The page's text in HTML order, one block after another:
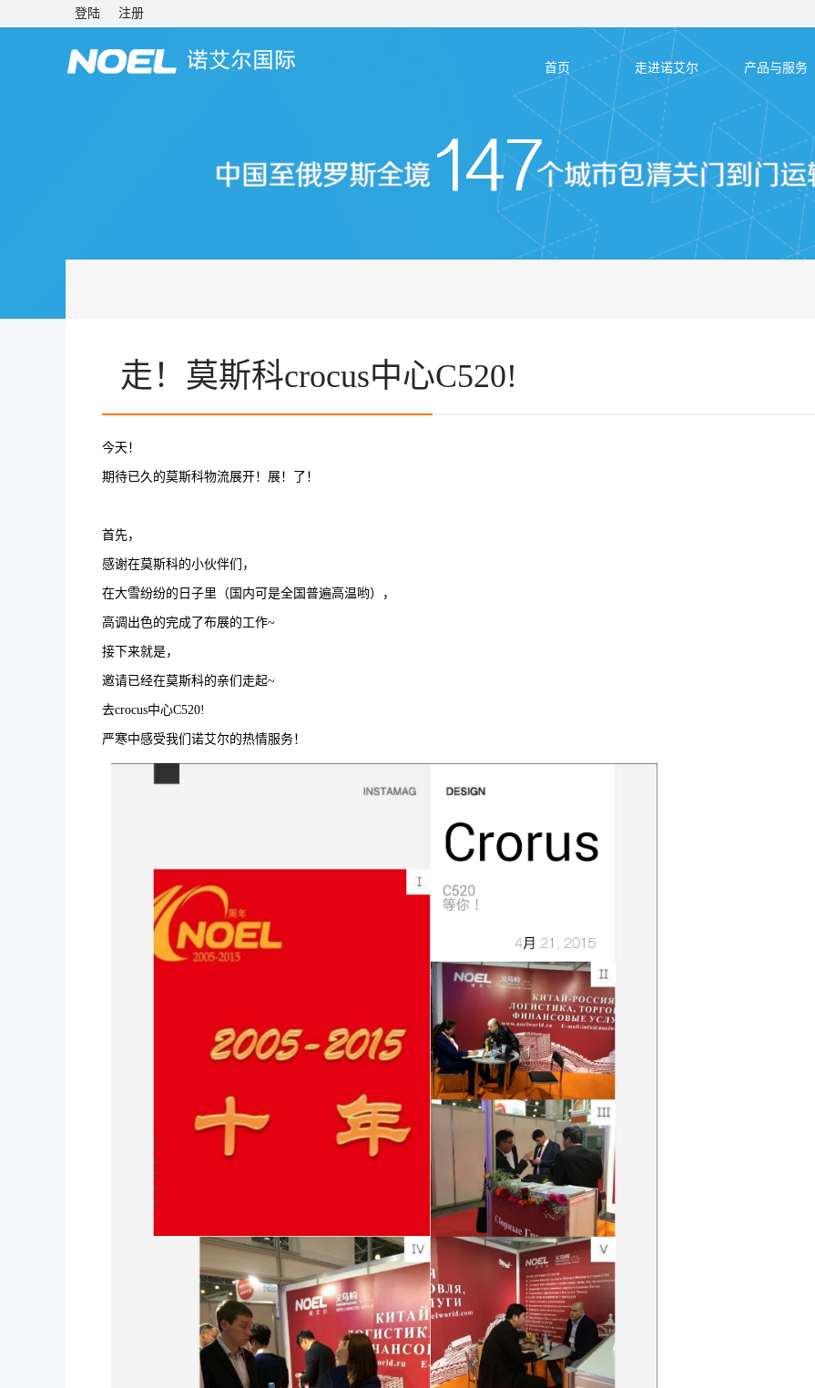
登陆 注册
首页 走进诺艾尔 产品与服务
走！莫斯科crocus中心C520!
今天！
期待已久的莫斯科物流展开！展！了！
首先，
感谢在莫斯科的小伙伴们，
在大雪纷纷的日子里（国内可是全国普遍高温哟），
高调出色的完成了布展的工作~
接下来就是，
邀请已经在莫斯科的亲们走起~
去crocus中心C520!
严寒中感受我们诺艾尔的热情服务！